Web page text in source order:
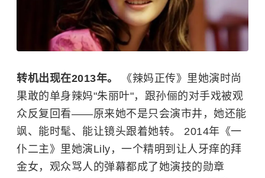
转机出现在2013年。
《辣妈正传》里她演时尚
果敢的单身辣妈"朱丽叶"，跟孙俪的对手戏被观
众反复回看——原来她不是只会演市井，她还能
飒、能时髦、能让镜头跟着她转。 2014年《一
仆二主》里她演Lily，一个精明到让人牙痒的拜
金女，观众骂人的弹幕都成了她演技的勋章